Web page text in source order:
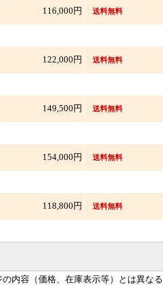
116,000円 送料無料
122,000円 送料無料
149,500円 送料無料
154,000円 送料無料
118,800円 送料無料
内容（価格、在庫表示等）とは異なる